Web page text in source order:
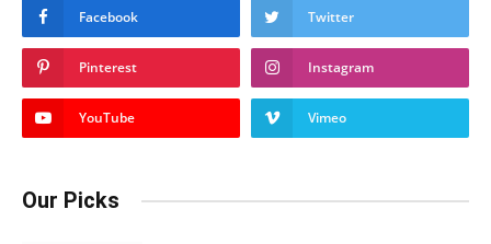
Facebook Twitter
Pinterest Instagram
YouTube Vimeo
Our Picks